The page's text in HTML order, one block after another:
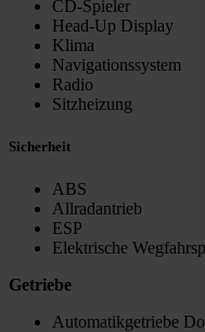
CD-Spieler
Head-Up Display
Klima
Navigationssystem
Radio
Sitzheizung
Sicherheit
ABS
Allradantrieb
ESP
Elektrische
Getriebe
Automatikgetriebe